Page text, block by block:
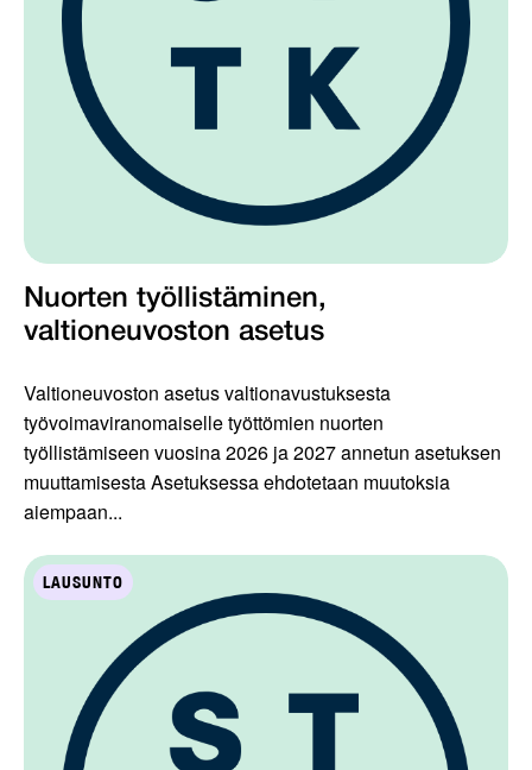
Nuorten työllistäminen,
valtioneuvoston asetus
Valtioneuvoston asetus valtionavustuksesta
työvoimaviranomaiselle työttömien nuorten
työllistämiseen vuosina 2026 ja 2027 annetun asetuksen
muuttamisesta Asetuksessa ehdotetaan muutoksia
aiempaan...
LAUSUNTO